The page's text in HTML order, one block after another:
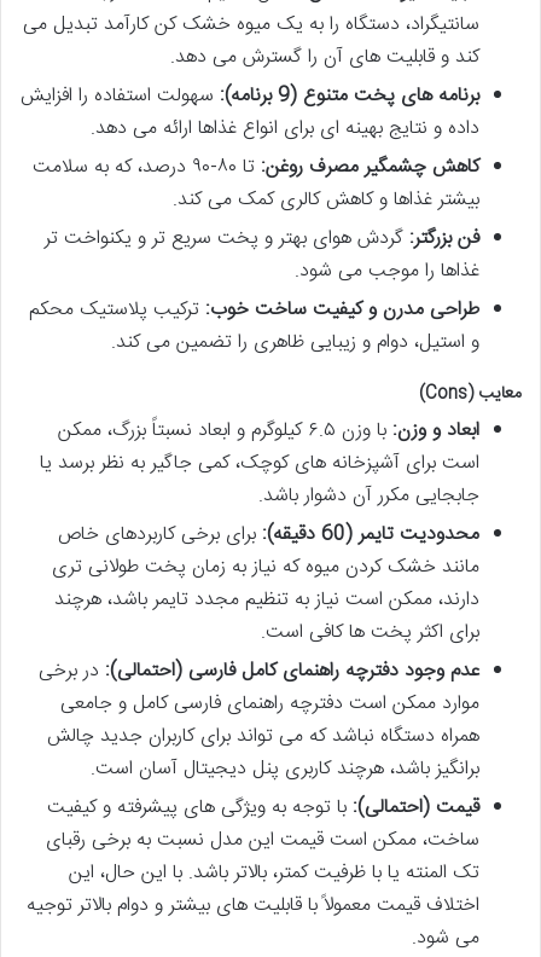
سانتیگراد، دستگاه را به یک میوه خشک کن کارآمد تبدیل می
کند و قابلیت های آن را گسترش می دهد.
برنامه های پخت متنوع (9 برنامه):
سهولت استفاده را افزایش
داده و نتایج بهینه ای برای انواع غذاها ارائه می دهد.
کاهش چشمگیر مصرف روغن:
تا ۸۰-۹۰ درصد، که به سلامت
بیشتر غذاها و کاهش کالری کمک می کند.
فن بزرگتر: گردش هوای بهتر و پخت سریع تر و یکنواخت تر
غذاها را موجب می شود.
طراحی مدرن و کیفیت ساخت خوب: ترکیب پلاستیک محکم
و استیل، دوام و زیبایی ظاهری را تضمین می کند.
معایب (Cons)
ابعاد و وزن:
با وزن ۶.۵ کیلوگرم و ابعاد نسبتاً بزرگ، ممکن
است برای آشپزخانه های کوچک، کمی جاگیر به نظر برسد یا
جابجایی مکرر آن دشوار باشد.
محدودیت تایمر (60 دقیقه):
برای برخی کاربردهای خاص
مانند خشک کردن میوه که نیاز به زمان پخت طولانی تری
دارند، ممکن است نیاز به تنظیم مجدد تایمر باشد، هرچند
برای اکثر پخت ها کافی است.
عدم وجود دفترچه راهنمای کامل فارسی (احتمالی): در برخی
موارد ممکن است دفترچه راهنمای فارسی کامل و جامعی
همراه دستگاه نباشد که می تواند برای کاربران جدید چالش
برانگیز باشد، هرچند کاربری پنل دیجیتال آسان است.
قیمت (احتمالی): با توجه به ویژگی های پیشرفته و کیفیت
ساخت، ممکن است قیمت این مدل نسبت به برخی رقبای
تک المنته یا با ظرفیت کمتر، بالاتر باشد. با این حال، این
اختلاف قیمت معمولاً با قابلیت های بیشتر و دوام بالاتر توجیه
می شود.